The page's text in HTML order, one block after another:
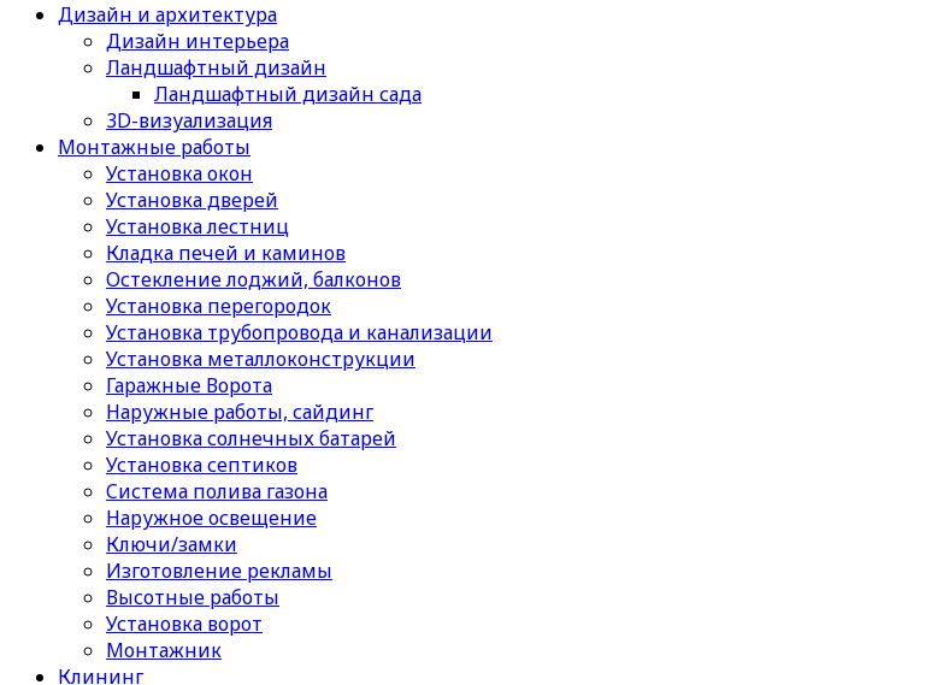
Дизайн и архитектура
Дизайн интерьера
Ландшафтный дизайн
Ландшафтный дизайн сада
3D-визуализация
Монтажные работы
Установка окон
Установка дверей
Установка лестниц
Кладка печей и каминов
Остекление лоджий, балконов
Установка перегородок
Установка трубопровода и канализации
Установка металлоконструкции
Гаражные Ворота
Наружные работы, сайдинг
Установка солнечных батарей
Установка септиков
Cистема полива газона
Наружное освещение
Ключи/замки
Изготовление рекламы
Высотные работы
Установка ворот
Монтажник
Клининг